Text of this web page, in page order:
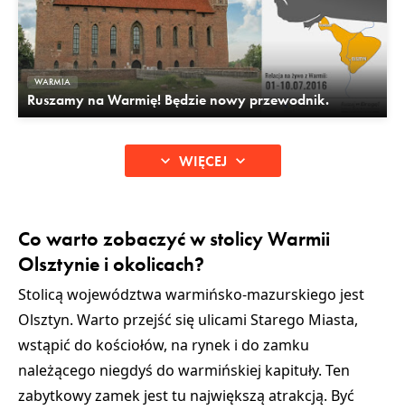
WARMIA
Ruszamy na Warmię! Będzie nowy przewodnik.
WIĘCEJ
Co warto zobaczyć w stolicy Warmii
Olsztynie i okolicach?
Stolicą województwa warmińsko-mazurskiego jest
Olsztyn. Warto przejść się ulicami Starego Miasta,
wstąpić do kościołów, na rynek i do zamku
należącego niegdyś do warmińskiej kapituły. Ten
zabytkowy zamek jest tu największą atrakcją. Być